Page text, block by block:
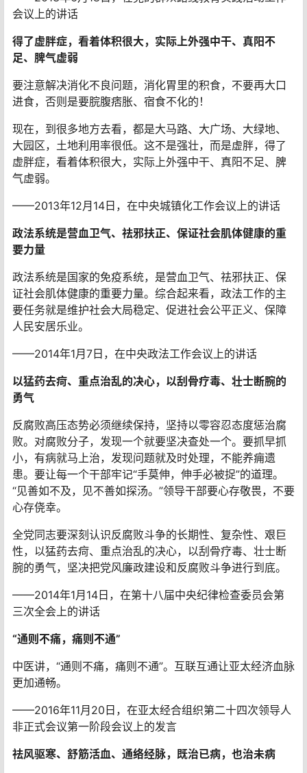
会议上的讲话
得了虚胖症，看着体积很大，实际上外强中干、真阳不
足、脾气虚弱
要注意解决消化不良问题，消化胃里的积食，不要再大口
进食，否则是要脘腹痞胀、宿食不化的！
现在，到很多地方去看，都是大马路、大广场、大绿地、
大园区，土地利用率很低。这不是强壮，而是虚胖，得了
虚胖症，看着体积很大，实际上外强中干、真阳不足、脾
气虚弱。
——2013年12月14日，在中央城镇化工作会议上的讲话
政法系统是营血卫气、祛邪扶正、保证社会肌体健康的重
要力量
政法系统是国家的免疫系统，是营血卫气、祛邪扶正、保
证社会肌体健康的重要力量。综合起来看，政法工作的主
要任务就是维护社会大局稳定、促进社会公平正义、保障
人民安居乐业。
——2014年1月7日，在中央政法工作会议上的讲话
以猛药去疴、重点治乱的决心，以刮骨疗毒、壮士断腕的
勇气
反腐败高压态势必须继续保持，坚持以零容忍态度惩治腐
败。对腐败分子，发现一个就要坚决查处一个。要抓早抓
小，有病就马上治，发现问题就及时处理，不能养痈遗
患。要让每一个干部牢记“手莫伸，伸手必被捉”的道理。
“见善如不及，见不善如探汤。”领导干部要心存敬畏，不要
心存侥幸。
全党同志要深刻认识反腐败斗争的长期性、复杂性、艰巨
性，以猛药去疴、重点治乱的决心，以刮骨疗毒、壮士断
腕的勇气，坚决把党风廉政建设和反腐败斗争进行到底。
——2014年1月14日，在第十八届中央纪律检查委员会第
三次全会上的讲话
“通则不痛，痛则不通”
中医讲，“通则不痛，痛则不通”。互联互通让亚太经济血脉
更加通畅。
——2016年11月20日，在亚太经合组织第二十四次领导人
非正式会议第一阶段会议上的发言
祛风驱寒、舒筋活血、通络经脉，既治已病，也治未病